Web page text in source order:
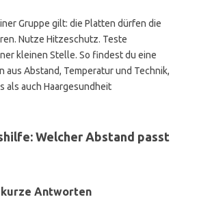
Gruppe gilt: die Platten dürfen die
Nutze Hitzeschutz. Teste
kleinen Stelle. So findest du eine
aus Abstand, Temperatur und Technik,
als auch Haargesundheit
Welcher Abstand passt
Antworten